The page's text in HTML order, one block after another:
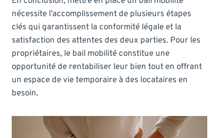
nécessite l’accomplissement de plusieurs étapes
clés qui garantissent la conformité légale et la
satisfaction des attentes des deux parties. Pour les
propriétaires, le bail mobilité constitue une
opportunité de rentabiliser leur bien tout en offrant
un espace de vie temporaire à des locataires en
besoin.